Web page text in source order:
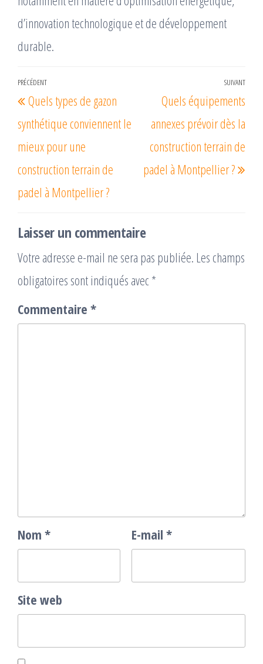
d’innovation technologique et de développement
durable.
Navigation
de
l’article
Article
précédent
PRÉCÉDENT
Quels types de gazon
synthétique conviennent le
mieux pour une
construction terrain de
padel à Montpellier ?
SUIVANT
Quels équipements
annexes prévoir dès la
construction terrain de
padel à Montpellier ?
Laisser un commentaire
Votre adresse e-mail ne sera pas publiée. Les champs
obligatoires sont indiqués avec *
Commentaire *
Nom * E-mail *
Site web